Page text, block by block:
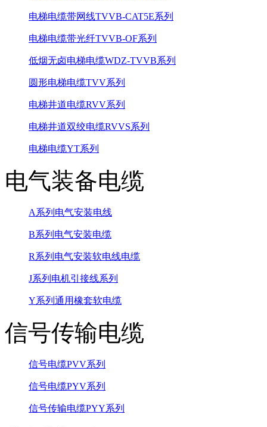
电梯电缆带网线TVVB-CAT5E系列
电梯电缆带光纤TVVB-OF系列
低烟无卤电梯电缆WDZ-TVVB系列
圆形电梯电缆TVV系列
电梯井道电缆RVV系列
电梯井道双绞电缆RVVS系列
电梯电缆YT系列
电气装备电缆
A系列电气安装电线
B系列电气安装电缆
R系列电气安装软电线电缆
J系列电机引接线系列
Y系列通用橡套软电缆
信号传输电缆
信号电缆PVV系列
信号电缆PYV系列
信号传输电缆PYY系列